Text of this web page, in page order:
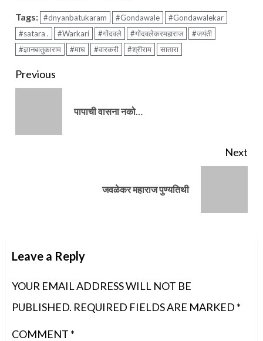
Tags: #dnyanbatukaram #Gondawale
#Gondawalekar
#satara .
#Warkari #गोंदवले #गोंदवलेकरमहाराज
#जयंती
#ज्ञानबातुकाराम
#माघ #वारकरी #श्रीराम सातारा
Continue
Previous
पापाची वासना नको…
Next
जवळेकर महाराज पुण्यतिथी
Leave a Reply
YOUR EMAIL ADDRESS WILL NOT BE
PUBLISHED. REQUIRED FIELDS ARE MARKED *
COMMENT *